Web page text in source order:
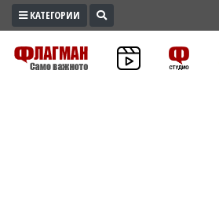
ПРОМО
ЗОНА
КАТЕГОРИИ